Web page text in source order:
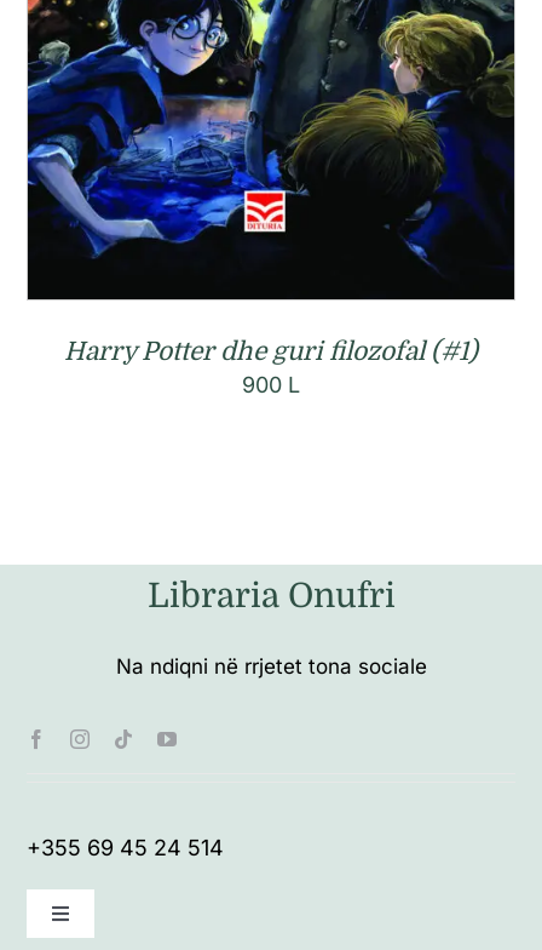
Harry Potter dhe guri filozofal (#1)
900 L
Libraria Onufri
Na ndiqni në rrjetet tona sociale
+355 69 45 24 514
Toggle